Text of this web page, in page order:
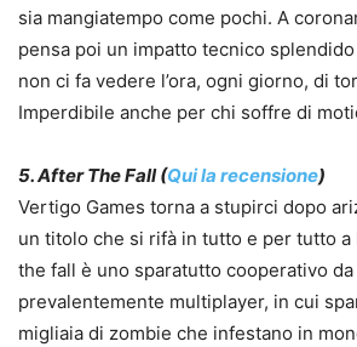
sia mangiatempo come pochi. A
pensa poi un impatto tecnico
non ci fa vedere l’ora, ogni giorno, di
Imperdibile anche per chi soffre di
5. After The Fall (Qui la recensione)
Vertigo Games torna a stupirci dopo
un titolo che si rifà in tutto e per tutto
the fall è uno sparatutto cooperativo
prevalentemente multiplayer, in cui
migliaia di zombie che infestano in